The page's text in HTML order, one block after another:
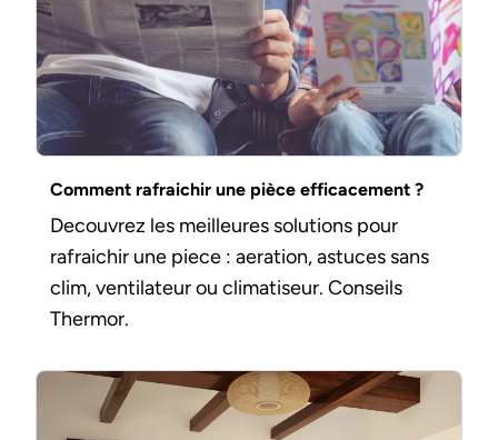
Comment rafraichir une pièce efficacement ?
Decouvrez les meilleures solutions pour
rafraichir une piece : aeration, astuces sans
clim, ventilateur ou climatiseur. Conseils
Thermor.